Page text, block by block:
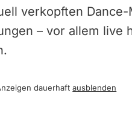
verkopften
– vor allem live
dauerhaftausblenden